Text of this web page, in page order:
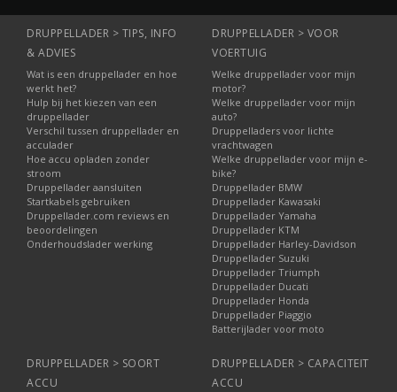
DRUPPELLADER > TIPS, INFO
& ADVIES
Wat is een druppellader en hoe
werkt het?
Hulp bij het kiezen van een
druppellader
Verschil tussen druppellader en
acculader
Hoe accu opladen zonder
stroom
Druppellader aansluiten
Startkabels gebruiken
Druppellader.com reviews en
beoordelingen
Onderhoudslader werking
DRUPPELLADER > VOOR
VOERTUIG
Welke druppellader voor mijn
motor?
Welke druppellader voor mijn
auto?
Druppelladers voor lichte
vrachtwagen
Welke druppellader voor mijn e-
bike?
Druppellader BMW
Druppellader Kawasaki
Druppellader Yamaha
Druppellader KTM
Druppellader Harley-Davidson
Druppellader Suzuki
Druppellader Triumph
Druppellader Ducati
Druppellader Honda
Druppellader Piaggio
Batterijlader voor moto
DRUPPELLADER > SOORT
ACCU
DRUPPELLADER > CAPACITEIT
ACCU